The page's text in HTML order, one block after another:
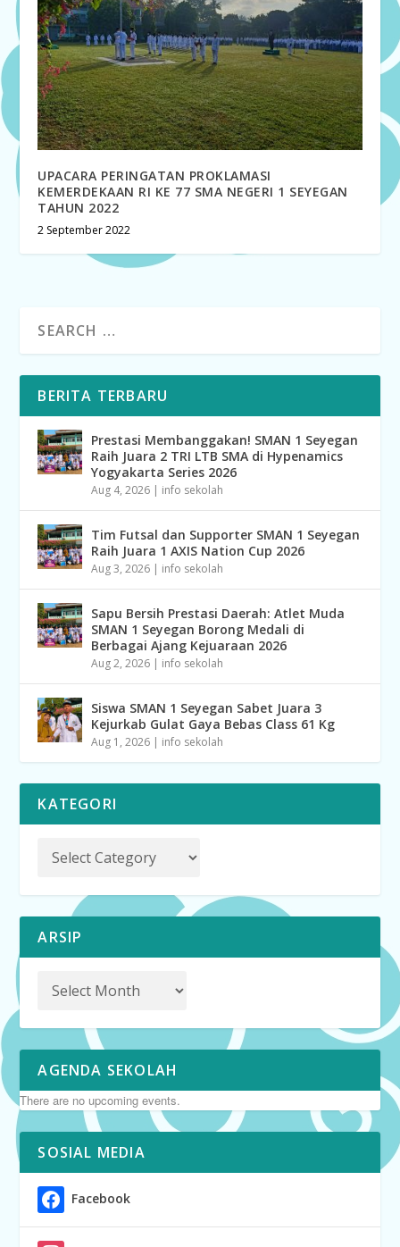
UPACARA PERINGATAN PROKLAMASI
KEMERDEKAAN RI KE 77 SMA NEGERI 1 SEYEGAN
TAHUN 2022
2 September 2022
BERITA TERBARU
Prestasi Membanggakan! SMAN 1 Seyegan
Raih Juara 2 TRI LTB SMA di Hypenamics
Yogyakarta Series 2026
Aug 4, 2026 | info sekolah
Tim Futsal dan Supporter SMAN 1 Seyegan
Raih Juara 1 AXIS Nation Cup 2026
Aug 3, 2026 | info sekolah
Sapu Bersih Prestasi Daerah: Atlet Muda
SMAN 1 Seyegan Borong Medali di
Berbagai Ajang Kejuaraan 2026
Aug 2, 2026 | info sekolah
Siswa SMAN 1 Seyegan Sabet Juara 3
Kejurkab Gulat Gaya Bebas Class 61 Kg
Aug 1, 2026 | info sekolah
KATEGORI
ARSIP
AGENDA SEKOLAH
There are no upcoming events.
SOSIAL MEDIA
Facebook